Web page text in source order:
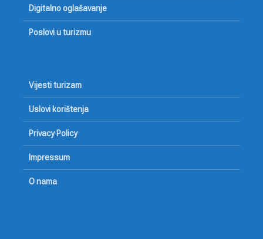
Digitalno oglašavanje
Poslovi u turizmu
Vijesti turizam
Uslovi korištenja
Privacy Policy
Impressum
O nama